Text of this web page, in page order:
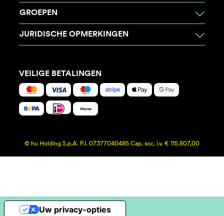
GROEPEN
JURIDISCHE OPMERKINGEN
VEILIGE BETALINGEN
© hu Holding S.p.A. P.I. 07377040485 Cap. soc. i.v. € 115.807,00
Uw privacy-opties